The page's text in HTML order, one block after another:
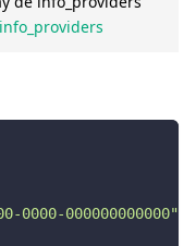
0000-000000000000"